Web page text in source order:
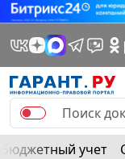
Бюджетный учет